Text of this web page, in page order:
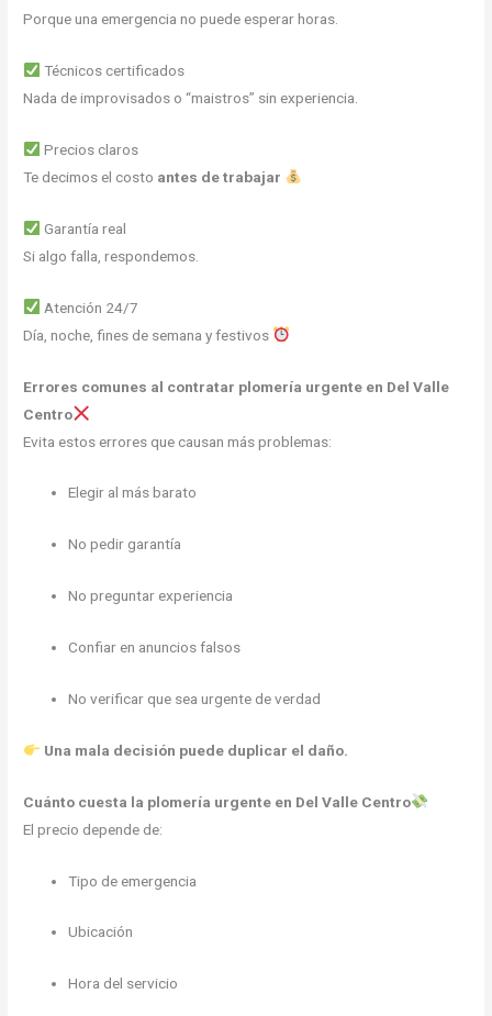
Porque una emergencia no puede esperar horas.
Técnicos certificados
Nada de improvisados o “maistros” sin experiencia.
Precios claros
Te decimos el costo antes de trabajar
Garantía real
Si algo falla, respondemos.
Atención 24/7
Día, noche, fines de semana y festivos
Errores comunes al contratar plomería urgente en Del Valle
Centro
Evita estos errores que causan más problemas:
Elegir al más barato
No pedir garantía
No preguntar experiencia
Confiar en anuncios falsos
No verificar que sea urgente de verdad
Una mala decisión puede duplicar el daño.
Cuánto cuesta la plomería urgente en Del Valle Centro
El precio depende de:
Tipo de emergencia
Ubicación
Hora del servicio